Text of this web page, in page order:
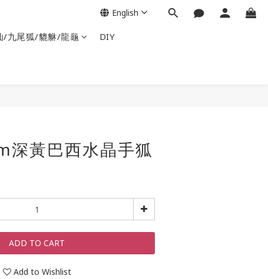
/九尾狐/貔貅/龍龜 DIY
English
深黃巴西水晶手狐
ADD TO CART
Add to Wishlist